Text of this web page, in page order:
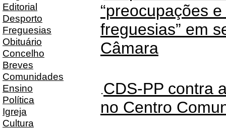
Editorial
Desporto
Freguesias
Obituário
Concelho
Breves
Comunidades
Ensino
Política
Igreja
Cultura
“preocupações
freguesias” em
Câmara
.CDS-PP contra
no Centro